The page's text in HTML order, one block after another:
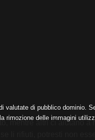
di pubblico dominio.
rimozione delle immagini
mentre altri ci aiutano